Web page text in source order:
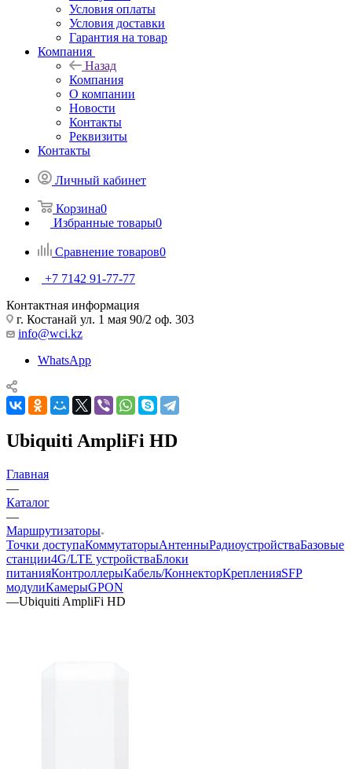
Условия оплаты
Условия доставки
Гарантия на товар
Компания
Назад
Компания
О компании
Новости
Контакты
Реквизиты
Контакты
Личный кабинет
Корзина0
Избранные товары0
Сравнение товаров0
+7 7142 91-77-77
Контактная информация
г. Костанай ул. 1 мая 90/2 оф. 303
info@wci.kz
WhatsApp
Ubiquiti AmpliFi HD
Главная
—
Каталог
—
Маршрутизаторы
Точки доступаКоммутаторыАнтенныРадиоустройстваБазовые
станции4G/LTE устройстваБлоки
питанияКонтроллерыКабель/КоннекторКрепленияSFP
модулиКамерыGPON
—Ubiquiti AmpliFi HD